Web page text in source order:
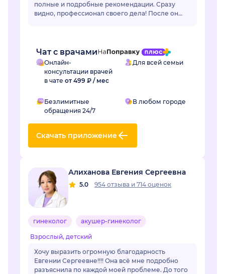
полные и подробные рекомендации. Сразу
видно, профессионал своего дела! После он
Чат с врачами
Онлайн-
консультации врачей
в чате от 499 ₽ / мес
Для всей семьи
Безлимитные
обращения 24/7
В любом городе
Скачать приложение
Алиханова Евгения Сергеевна
5.0 954 отзыва и 714 оценок
гинеколог акушер-гинеколог
Взрослый, детский
Хочу выразить огромную благодарность
Евгении Сергеевне!!!! Она всё мне подробно
разъяснила по каждой моей проблеме. До того